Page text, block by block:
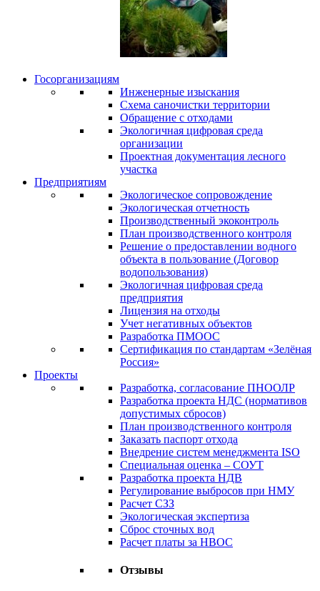
Госорганизациям
Инженерные изыскания
Схема саночистки территории
Обращение с отходами
Экологичная цифровая среда
организации
Проектная документация лесного
участка
Предприятиям
Экологическое сопровождение
Экологическая отчетность
Производственный экоконтроль
План производственного контроля
Решение о предоставлении водного
объекта в пользование (Договор
водопользования)
Экологичная цифровая среда
предприятия
Лицензия на отходы
Учет негативных объектов
Разработка ПМООС
Сертификация по стандартам «Зелёная
Россия»
Проекты
Разработка, согласование ПНООЛР
Разработка проекта НДС (нормативов
допустимых сбросов)
План производственного контроля
Заказать паспорт отхода
Внедрение систем менеджмента ISO
Специальная оценка – СОУТ
Разработка проекта НДВ
Регулирование выбросов при НМУ
Расчет СЗЗ
Экологическая экспертиза
Сброс сточных вод
Расчет платы за НВОС
Отзывы